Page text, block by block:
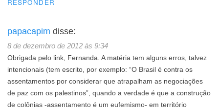
RESPONDER
papacapim disse:
8 de dezembro de 2012 às 9:34
Obrigada pelo link, Fernanda. A matéria tem alguns erros, talvez
intencionais (tem escrito, por exemplo: “O Brasil é contra os
assentamentos por considerar que atrapalham as negociações
de paz com os palestinos”, quando a verdade é que a construção
de colônias -assentamento é um eufemismo- em território